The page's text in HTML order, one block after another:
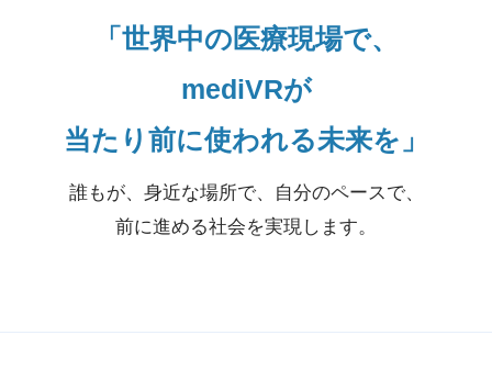
「世界中の医療現場で、
mediVRが
当たり前に使われる未来を」
誰もが、身近な場所で、自分のペースで、
前に進める社会を実現します。